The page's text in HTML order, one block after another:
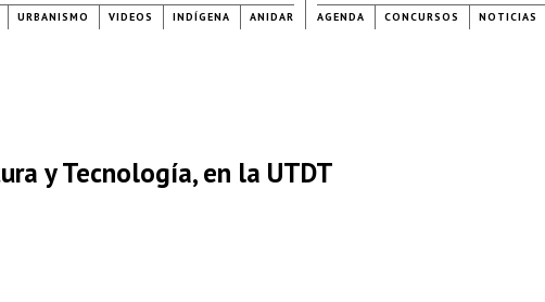
URBANISMO VIDEOS INDÍGENA ANIDAR AGENDA CONCURSOS NOTICIAS
y Tecnología, en la UTDT